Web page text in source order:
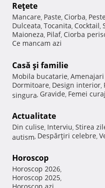
Reţete
Mancare, Paste, Ciorba, Peste
Dulceata, Tocanita, Cocktail,
Maioneza, Pilaf, Ciorba
Ce mancam azi
Casă şi familie
Mobila bucatarie,
Dormitoare, Design interior,
singura, Gravide, Femei
Actualitate
Din culise, Interviu, Stirea
autism, Despărţiri celebre,
Horoscop
Horoscop 2026,
Horoscop 2025,